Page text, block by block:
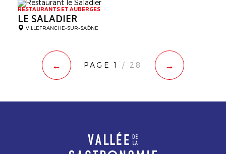
RESTAURANTS ET AUBERGES
LE SALADIER
VILLEFRANCHE-SUR-SAÔNE
← PAGE 1 / 28 →